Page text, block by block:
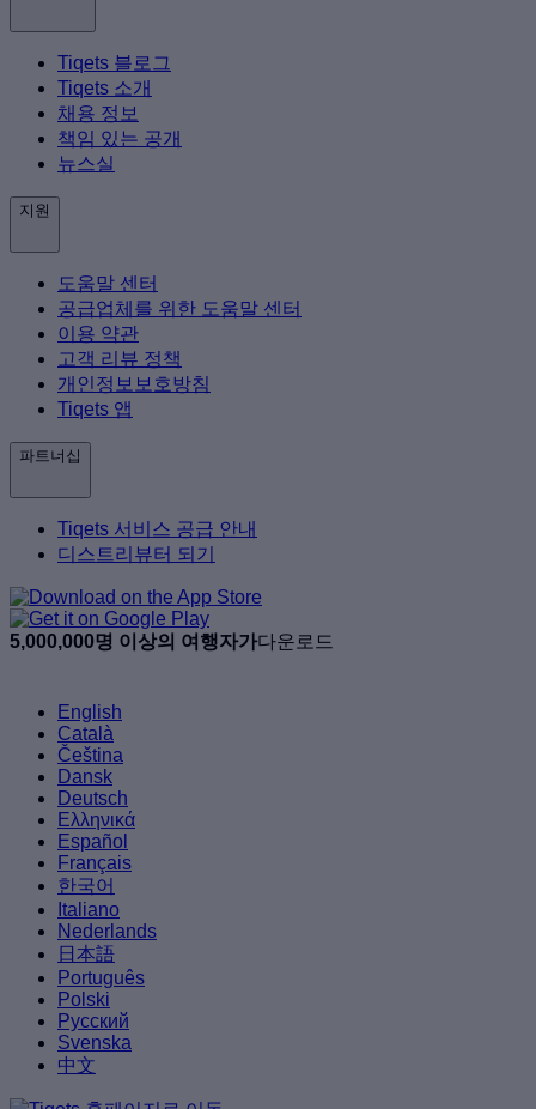
Tiqets 블로그
Tiqets 소개
채용 정보
책임 있는 공개
뉴스실
지원
도움말 센터
공급업체를 위한 도움말 센터
이용 약관
고객 리뷰 정책
개인정보보호방침
Tiqets 앱
파트너십
Tiqets 서비스 공급 안내
디스트리뷰터 되기
5,000,000명 이상의 여행자가다운로드
English
Català
Čeština
Dansk
Deutsch
Ελληνικά
Español
Français
한국어
Italiano
Nederlands
日本語
Português
Polski
Русский
Svenska
中文